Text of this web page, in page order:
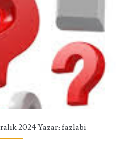
2024 Yazar:fazlabi